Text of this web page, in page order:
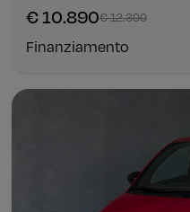
€ 10.890€ 12.390
Finanziamento